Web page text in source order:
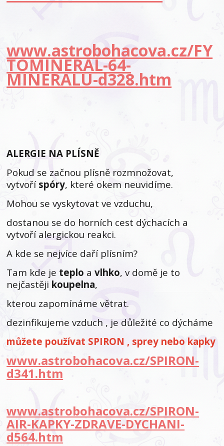
www.astrobohacova.cz/FY
TOMINERAL-64-
MINERALU-d328.htm
ALERGIE NA PLÍSNĚ
Pokud se začnou plísně rozmnožovat,
vytvoří spóry, které okem neuvidíme.
Mohou se vyskytovat ve vzduchu,
dostanou se do horních cest dýchacích a
vytvoří alergickou reakci.
A kde se nejvíce daří plísním?
Tam kde je teplo avlhko, v domě je to
nejčastěji koupelna,
kterou zapomínáme větrat.
dezinfikujeme vzduch , je důležité co dýcháme
můžete používat SPIRON , sprey nebo kapky
www.astrobohacova.cz/SPIRON-
d341.htm
www.astrobohacova.cz/SPIRON-
AIR-KAPKY-ZDRAVE-DYCHANI-
d564.htm